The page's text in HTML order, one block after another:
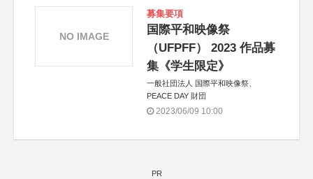
募集要項
国際平和映像祭
（UFPFF） 2023 作品募
集《学生限定》
一般社団法人 国際平和映像祭、
PEACE DAY 財団
2023/06/09 10:00
NO IMAGE
PR